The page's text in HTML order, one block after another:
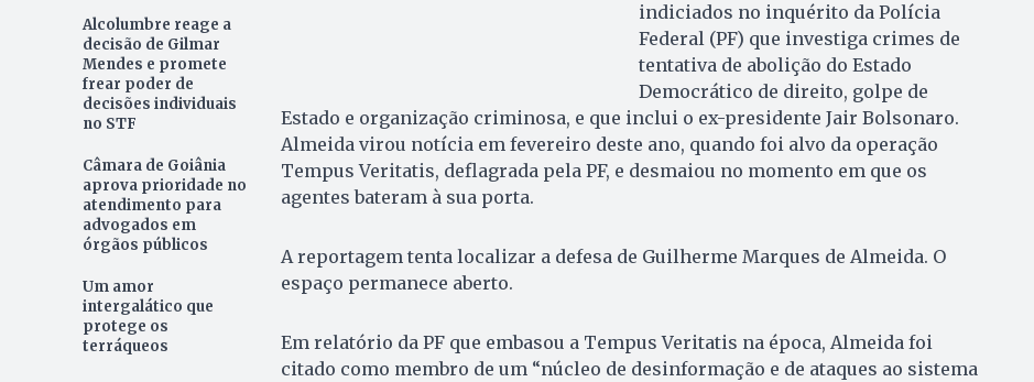
Alcolumbre reage a
decisão de Gilmar
Mendes e promete
frear poder de
decisões individuais
no STF
Câmara de Goiânia
aprova prioridade no
atendimento para
advogados em
órgãos públicos
Um amor
intergalático que
protege os
terráqueos
indiciados no inquérito da Polícia
Federal (PF) que investiga crimes de
tentativa de abolição do Estado
Democrático de direito, golpe de
Estado e organização criminosa, e que inclui o ex-presidente Jair Bolsonaro.
Almeida virou notícia em fevereiro deste ano, quando foi alvo da operação
Tempus Veritatis, deflagrada pela PF, e desmaiou no momento em que os
agentes bateram à sua porta.
A reportagem tenta localizar a defesa de Guilherme Marques de Almeida. O
espaço permanece aberto.
Em relatório da PF que embasou a Tempus Veritatis na época, Almeida foi
citado como membro de um “núcleo de desinformação e de ataques ao sistema